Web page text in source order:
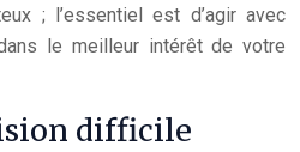
; l’essentiel est d’agir avec
le meilleur intérêt de votre
difficile